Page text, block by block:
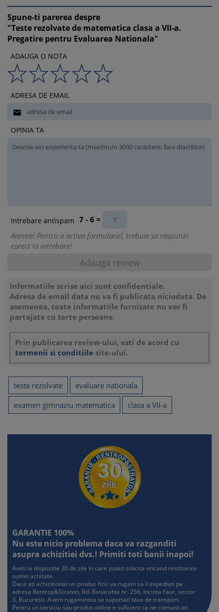
Testul nr. 5 ……………………………………………………………….………
23
Testul nr. 6 ………………………………………………………………….……
Testul nr. 7 …………………………………………………………….…………
31
Testul nr. 8 …………………………………………………………….…………
35
Testul nr. 9 ………………………………………………………………….……
Testul nr. 12 ……………………………………………………………………...
51
Testul nr. 14 ……………………………………………………………………...
59
Testul nr. 15 ……………………………………………………………………...
63
Testul nr. 16 ……………………………………………………………….……..
67
Testul nr. 17 ………………………………………………………………….…..
71
Testul nr. 18 …………………………………………………………….………..
75
Testul nr. 19 …………………………………………………………….………..
Testul nr. 20 ………………………………………………………………….…...
Testul nr. 21 ………………………………………………………………………
Testul nr. 22 ………………………………………………………………………
91
Testul nr. 23 ………………………………………………………………………
95
Testul nr. 24 ………………………………………………………………………
99
Spune-ti parerea despre
"Teste rezolvate de matematica clasa a VII-a.
Pregatire pentru Evaluarea Nationala"
ADAUGA O NOTA
ADRESA DE EMAIL

OPINIA TA
Intrebare antispam 7 - 6 =
Atentie! Pentru a activa formularul, trebuie sa raspunzi
corect la intrebare!
Informatiile scrise aici sunt confidentiale.
Adresa de email data nu va fi publicata niciodata. De
asemenea, toate informatiile furnizate nu vor fi
partajate cu terte persoane.
Prin publicarea review-ului, esti de acord cu
termenii si conditiile site-ului.
teste rezolvate
evaluare nationala
examen gimnaziu matematica
clasa a VII-a
GARANTIE 100%
Nu este nicio problema daca va razganditi
asupra achizitiei dvs.! Primiti toti banii inapoi!
Aveti la dispozitie 30 de zile in care puteti solicita oricand restituirea
sumei achitate.
Daca ati achizitionat un produs fizic va rugam sa il expediati pe
adresa Rentrop&Straton, Bd. Basarabia nr. 256, Incinta Faur, sector
3, Bucuresti. Avem rugamintea sa suportati taxa de transport.
Pentru un serviciu sau produs online e suficient sa ne comunicati